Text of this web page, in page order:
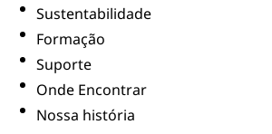
Sustentabilidade
Formação
Suporte
Onde Encontrar
Nossa história